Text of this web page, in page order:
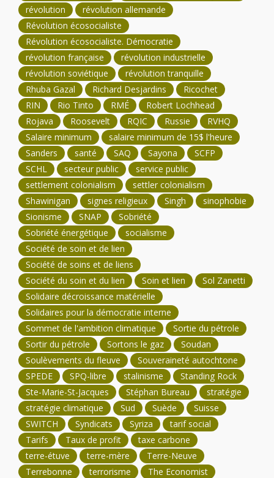
révolution
révolution allemande
Révolution écosocialiste
Révolution écosocialiste. Démocratie
révolution française
révolution industrielle
révolution soviétique
révolution tranquille
Rhuba Gazal
Richard Desjardins
Ricochet
RIN
Rio Tinto RMÉ
Robert Lochhead
Rojava
Roosevelt RQIC Russie
RVHQ
Salaire minimum
salaire minimum de 15$ l'heure
Sanders
santé SAQ Sayona
SCFP
SCHL
secteur public
service public
settlement colonialism
settler colonialism
Shawinigan
signes religieux Singh
sinophobie
Sionisme
SNAP
Sobriété
Sobriété énergétique
socialisme
Société de soin et de lien
Société de soins et de liens
Société du soin et du lien
Soin et lien
Sol Zanetti
Solidaire décroissance matérielle
Solidaires pour la démocratie interne
Sommet de l'ambition climatique
Sortie du pétrole
Sortir du pétrole
Sortons le gaz
Soudan
Soulèvements du fleuve
Souveraineté autochtone
SPEDE
SPQ-libre stalinisme
Standing Rock
Ste-Marie-St-Jacques
Stéphan Bureau
stratégie
stratégie climatique
Sud Suède
Suisse
SWITCH
Syndicats Syriza
tarif social
Tarifs
Taux de profit
taxe carbone
terre-étuve
terre-mère
Terre-Neuve
Terrebonne
terrorisme
The Economist